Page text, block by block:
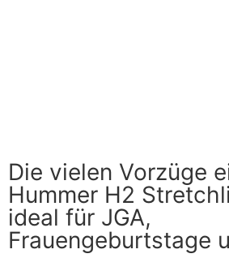
Die vielen Vorzüge
Hummer H2
ideal für JGA,
Frauengeburtstage